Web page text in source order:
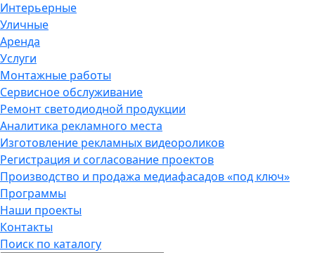
Интерьерные
Уличные
Аренда
Услуги
Монтажные работы
Сервисное обслуживание
Ремонт светодиодной продукции
Аналитика рекламного места
Изготовление рекламных видеороликов
Регистрация и согласование проектов
Производство и продажа медиафасадов «под ключ»
Программы
Наши проекты
Контакты
Поиск по каталогу